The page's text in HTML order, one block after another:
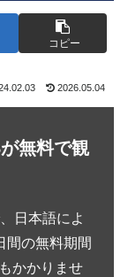
コピー
2026.05.04
無料で観
日本語によ
間の無料期間
かかりませ